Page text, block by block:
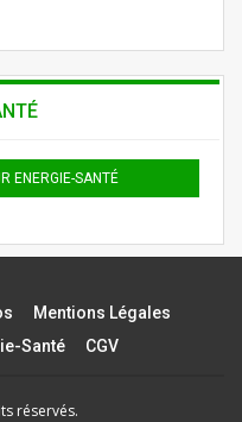
ENERGIE-SANTÉ
Mentions Légales
Santé
CGV
réservés.